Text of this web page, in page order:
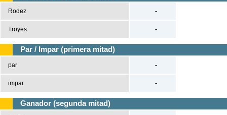
Rodez
Troyes
-
-
Par / Impar (primera mitad)
par
impar
-
-
Ganador (segunda mitad)